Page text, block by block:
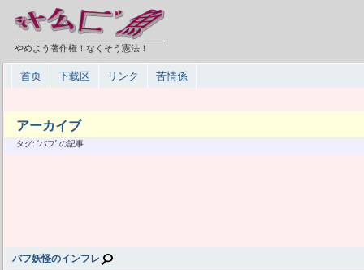
やめよう著作権！なくそう憲法！
首页 下载区 リンク 苦情係
アーカイブ
タグ: ‘バフ’ の記事
バフ妖怪のインフレ